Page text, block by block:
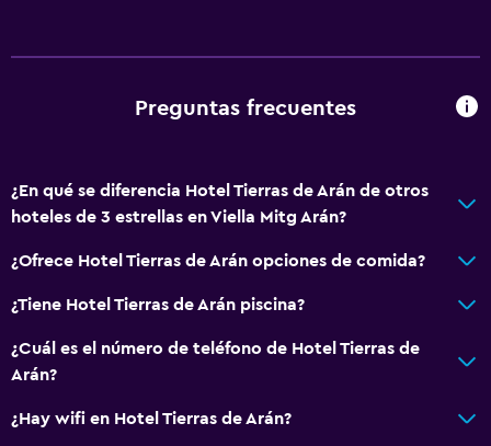
Preguntas frecuentes
¿En qué se diferencia Hotel Tierras de Arán de otros
hoteles de 3 estrellas en Viella Mitg Arán?
¿Ofrece Hotel Tierras de Arán opciones de comida?
¿Tiene Hotel Tierras de Arán piscina?
¿Cuál es el número de teléfono de Hotel Tierras de
Arán?
¿Hay wifi en Hotel Tierras de Arán?